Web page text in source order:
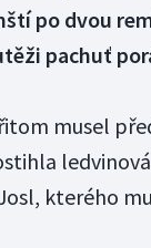
po dvou
pachuť
musel
kterého